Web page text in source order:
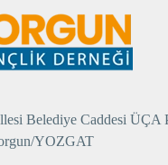
Belediye Caddesi ÜÇA
YOZGAT